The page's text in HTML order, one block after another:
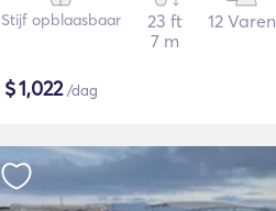
Stijf opblaasbaar
23 ft
7 m
12 Varen
$1,022/dag